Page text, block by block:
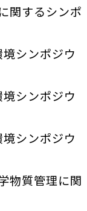
関するシンポ
シンポジウ
シンポジウ
シンポジウ
物質管理に関